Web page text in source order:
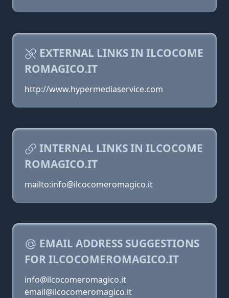
EXTERNAL LINKS IN ILCOCOME
ROMAGICO.IT
http://www.hypermediaservice.com
INTERNAL LINKS IN ILCOCOME
ROMAGICO.IT
mailto:info@ilcocomeromagico.it
EMAIL ADDRESS SUGGESTIONS
FOR ILCOCOMEROMAGICO.IT
info@ilcocomeromagico.it
email@ilcocomeromagico.it